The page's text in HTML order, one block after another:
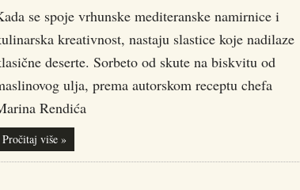
se spoje vrhunske mediteranske namirnice i
kreativnost, nastaju slastice koje nadilaze
deserte. Sorbeto od skute na biskvitu od
ulja, prema autorskom receptu chefa
Rendića
Pročitaj više »